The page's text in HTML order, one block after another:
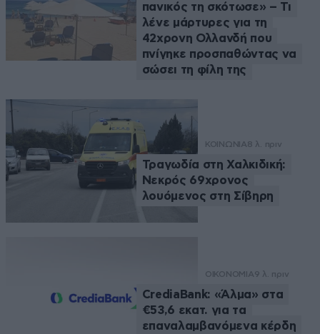
πανικός τη σκότωσε» – Τι
λένε μάρτυρες για τη
42χρονη Ολλανδή που
πνίγηκε προσπαθώντας να
σώσει τη φίλη της
ΚΟΙΝΩΝΙΑ8 λ. πριν
Τραγωδία στη Χαλκιδική:
Νεκρός 69χρονος
λουόμενος στη Σίβηρη
ΟΙΚΟΝΟΜΙΑ9 λ. πριν
CrediaBank: «Άλμα» στα
€53,6 εκατ. για τα
επαναλαμβανόμενα κέρδη